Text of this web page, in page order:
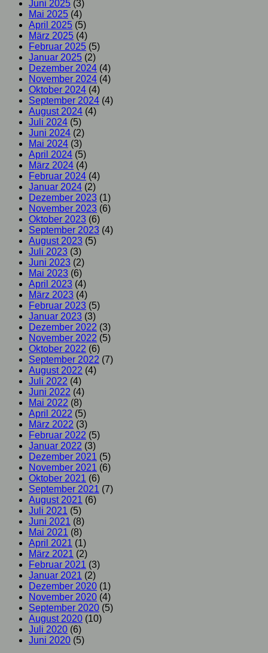
Juni 2025 (3)
Mai 2025 (4)
April 2025 (5)
März 2025 (4)
Februar 2025 (5)
Januar 2025 (2)
Dezember 2024 (4)
November 2024 (4)
Oktober 2024 (4)
September 2024 (4)
August 2024 (4)
Juli 2024 (5)
Juni 2024 (2)
Mai 2024 (3)
April 2024 (5)
März 2024 (4)
Februar 2024 (4)
Januar 2024 (2)
Dezember 2023 (1)
November 2023 (6)
Oktober 2023 (6)
September 2023 (4)
August 2023 (5)
Juli 2023 (3)
Juni 2023 (2)
Mai 2023 (6)
April 2023 (4)
März 2023 (4)
Februar 2023 (5)
Januar 2023 (3)
Dezember 2022 (3)
November 2022 (5)
Oktober 2022 (6)
September 2022 (7)
August 2022 (4)
Juli 2022 (4)
Juni 2022 (4)
Mai 2022 (8)
April 2022 (5)
März 2022 (3)
Februar 2022 (5)
Januar 2022 (3)
Dezember 2021 (5)
November 2021 (6)
Oktober 2021 (6)
September 2021 (7)
August 2021 (6)
Juli 2021 (5)
Juni 2021 (8)
Mai 2021 (8)
April 2021 (1)
März 2021 (2)
Februar 2021 (3)
Januar 2021 (2)
Dezember 2020 (1)
November 2020 (4)
September 2020 (5)
August 2020 (10)
Juli 2020 (6)
Juni 2020 (5)